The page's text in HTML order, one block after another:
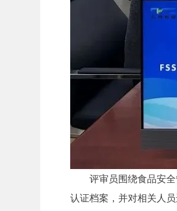
评审员围绕食品安
认证档案，并对相关人员